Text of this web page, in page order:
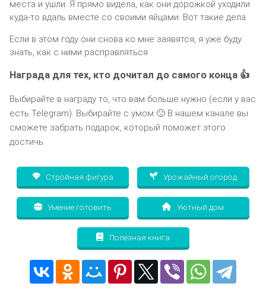
места и ушли. Я прямо видела, как они дорожкой уходили
куда-то вдаль вместе со своими яйцами. Вот такие дела.
Если в этом году они снова ко мне заявятся, я уже буду
знать, как с ними расправляться
Награда для тех, кто дочитал до самого конца 👍
Выбирайте в награду то, что вам больше нужно (если у вас
есть Telegram). Выбирайте с умом 🙂 В нашем канале вы
сможете забрать подарок, который поможет этого
достичь.
Стройная фигура Урожайный огород
Умение готовить Уютный дом
Полезная книга